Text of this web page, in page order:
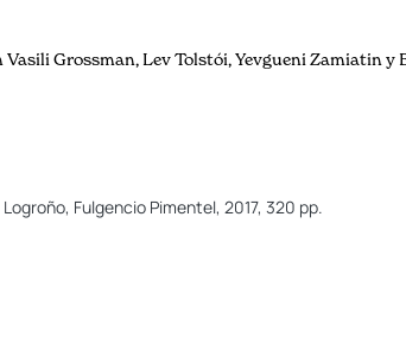
Grossman, Lev Tolstói, Yevgueni Zamiatin y
Fulgencio Pimentel, 2017, 320 pp.